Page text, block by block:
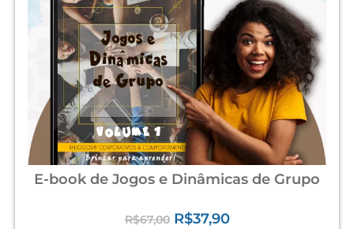
E-book de Jogos e Dinâmicas de Grupo
R$67,00 R$37,90